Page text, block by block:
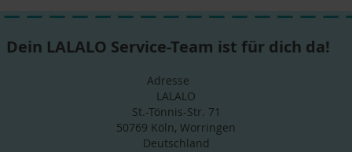
Dein LALALO Service-Team ist für dich da!
Adresse
LALALO
St.-Tönnis-Str. 71
50769 Köln, Worringen
Deutschland